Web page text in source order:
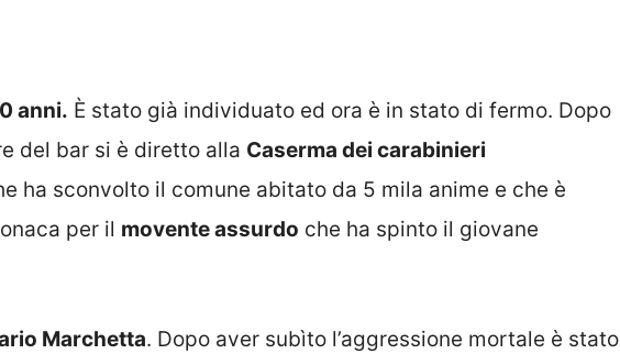
anni. È stato già individuato ed ora è in stato di fermo. Dopo
del bar si è diretto alla Caserma dei carabinieri
ha sconvolto il comune abitato da 5 mila anime e che è
per il movente assurdo che ha spinto il giovane
Marchetta. Dopo aver subìto l’aggressione mortale è stato